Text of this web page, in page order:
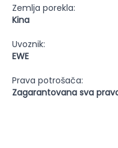
Zemlja porekla:
Kina
Uvoznik:
EWE
Prava potrošača:
Zagarantovana sva